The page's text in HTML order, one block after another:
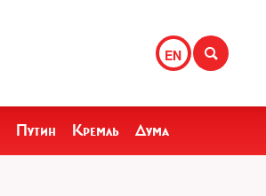
EN
Путин Кремль Дума